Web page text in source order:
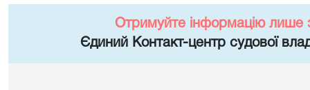
Отримуйте інформацію лише
Єдиний Контакт-центр судової